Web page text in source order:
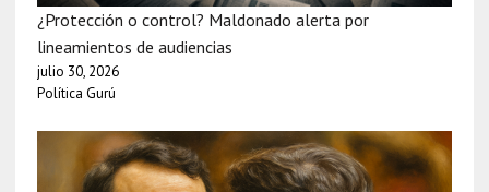
¿Protección o control? Maldonado alerta por
lineamientos de audiencias
julio 30, 2026
Política Gurú